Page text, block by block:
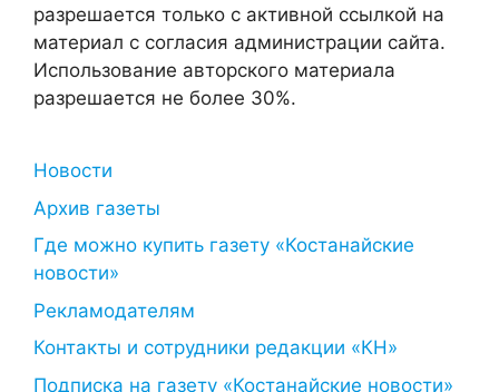
разрешается только с активной ссылкой на
материал с согласия администрации сайта.
Использование авторского материала
разрешается не более 30%.
Новости
Архив газеты
Где можно купить газету «Костанайские
новости»
Рекламодателям
Контакты и сотрудники редакции «КН»
Подписка на газету «Костанайские новости»